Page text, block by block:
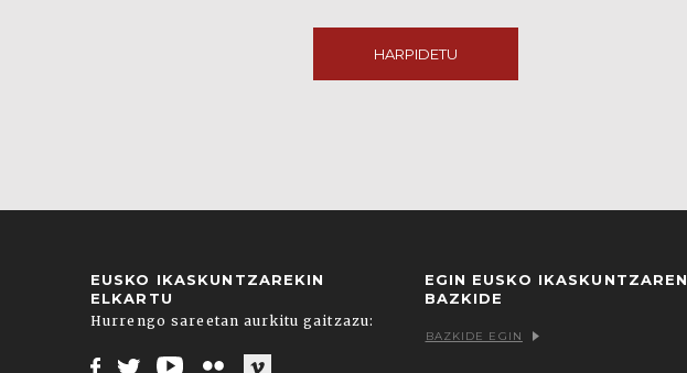
HARPIDETU
EUSKO IKASKUNTZAREKIN
ELKARTU
Hurrengo sareetan aurkitu gaitzazu:
EGIN EUSKO IKASKUNTZAREN
BAZKIDE
BAZKIDE EGIN